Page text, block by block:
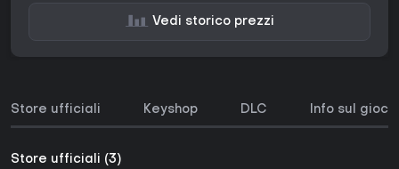
Vedi storico prezzi
Store ufficiali Keyshop DLC Info sul gioco
Store ufficiali (3)